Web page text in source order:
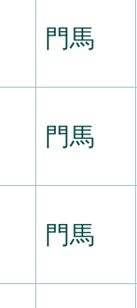
門馬
門馬
門馬